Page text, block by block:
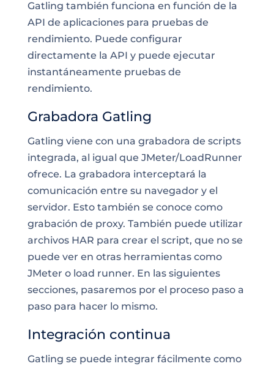
Gatling también funciona en función de la
API de aplicaciones para pruebas de
rendimiento. Puede configurar
directamente la API y puede ejecutar
instantáneamente pruebas de
rendimiento.
Grabadora Gatling
Gatling viene con una grabadora de scripts
integrada, al igual que JMeter/LoadRunner
ofrece. La grabadora interceptará la
comunicación entre su navegador y el
servidor. Esto también se conoce como
grabación de proxy. También puede utilizar
archivos HAR para crear el script, que no se
puede ver en otras herramientas como
JMeter o load runner. En las siguientes
secciones, pasaremos por el proceso paso a
paso para hacer lo mismo.
Integración continua
Gatling se puede integrar fácilmente como